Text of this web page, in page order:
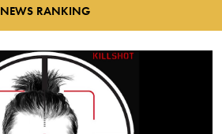
NEWS RANKING